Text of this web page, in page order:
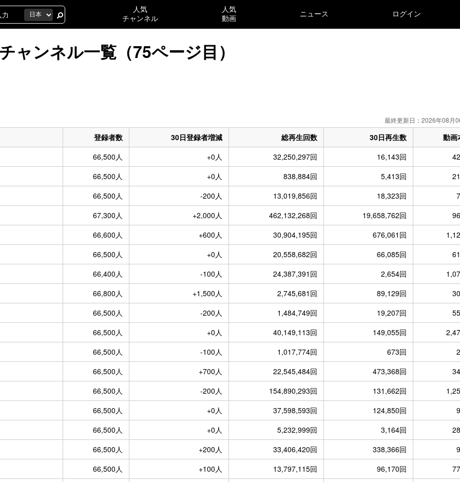
人気
チャンネル
人気
動画
ニュース ログイン
ャンネル一覧（75ページ目）
最終更新日：2026年08月
登録者数 30日登録者増減 総再生回数 30日再生数
動画
66,500人
+0人 32,250,297回 16,143回
66,500人
+0人 838,884回 5,413回
66,500人
-200人 13,019,856回 18,323回
67,300人
+2,000人 462,132,268回 19,658,762回
66,600人
+600人 30,904,195回 676,061回
66,500人
+0人 20,558,682回 66,085回
66,400人
-100人 24,387,391回 2,654回
66,800人
+1,500人 2,745,681回 89,129回
66,500人
-200人 1,484,749回 19,207回
66,500人
+0人 40,149,113回 149,055回
66,500人
-100人 1,017,774回 673回
66,500人
+700人 22,545,484回 473,368回
66,500人
-200人 154,890,293回 131,662回
66,500人
+0人 37,598,593回 124,850回
66,500人
+0人 5,232,999回 3,164回
66,500人
+200人 33,406,420回 338,366回
66,500人
+100人 13,797,115回 96,170回